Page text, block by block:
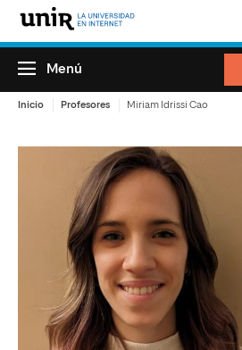
Menú
Inicio Profesores Miriam Idrissi Cao